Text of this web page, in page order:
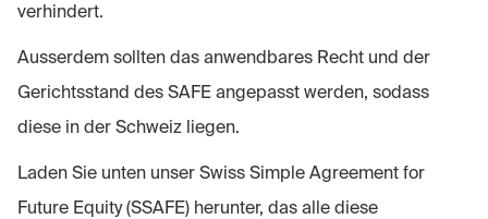
verhindert.
Ausserdem sollten das anwendbares Recht und der
Gerichtsstand des SAFE angepasst werden, sodass
diese in der Schweiz liegen.
Laden Sie unten unser Swiss Simple Agreement for
Future Equity (SSAFE) herunter, das alle diese